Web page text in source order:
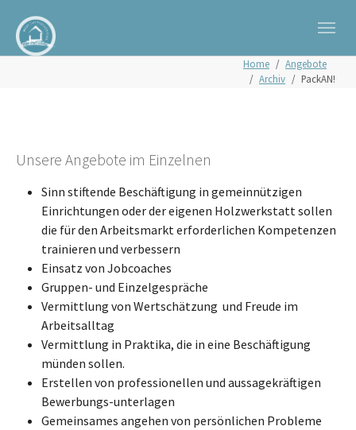
Home
Angebote
Archiv
PackAN!
Unsere Angebote im Einzelnen
Sinn stiftende Beschäftigung in gemeinnützigen
Einrichtungen oder der eigenen Holzwerkstatt sollen
die für den Arbeitsmarkt erforderlichen Kompetenzen
trainieren und verbessern
Einsatz von Jobcoaches
Gruppen- und Einzelgespräche
Vermittlung von Wertschätzung und Freude im
Arbeitsalltag
Vermittlung in Praktika, die in eine Beschäftigung
münden sollen.
Erstellen von professionellen und aussagekräftigen
Bewerbungs-unterlagen
Gemeinsames angehen von persönlichen Probleme